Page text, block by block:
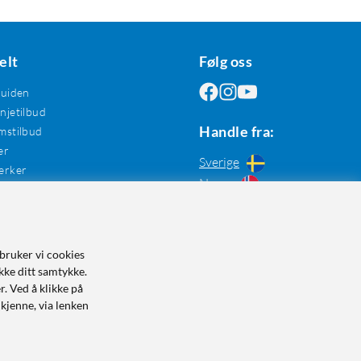
Følg oss
Handle fra:
Sverige
Norge
vi cookies
ditt samtykke.
Ved å klikke på
via lenken